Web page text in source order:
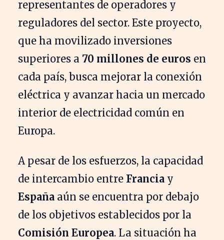
representantes de operadores y
reguladores del sector. Este proyecto,
que ha movilizado inversiones
superiores a 70 millones de euros en
cada país, busca mejorar la conexión
eléctrica y avanzar hacia un mercado
interior de electricidad común en
Europa.
A pesar de los esfuerzos, la capacidad
de intercambio entre Francia y
España aún se encuentra por debajo
de los objetivos establecidos por la
Comisión Europea. La situación ha